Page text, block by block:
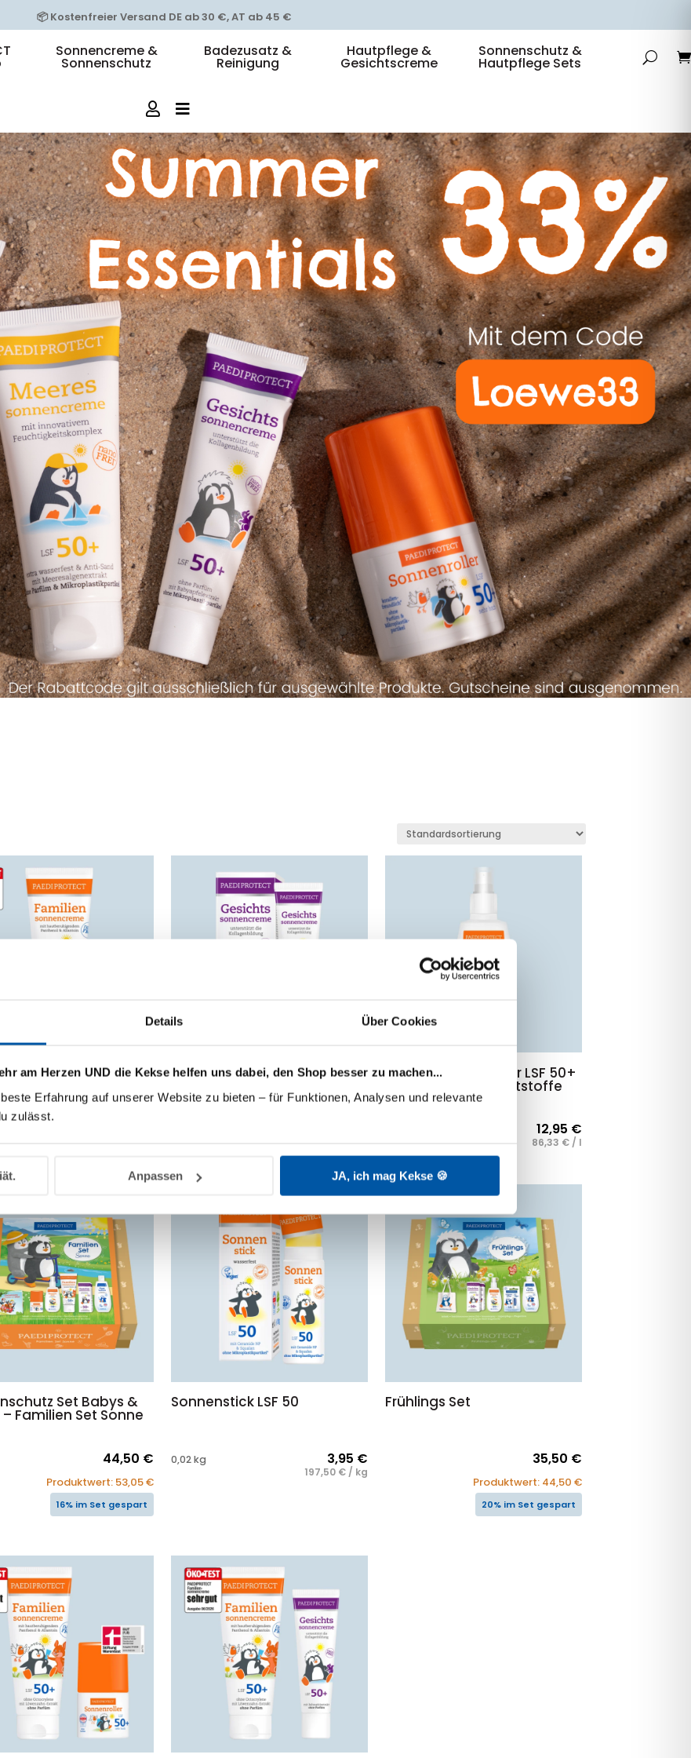
Details Über Cookies
am Herzen UND die Kekse helfen uns dabei, den Shop besser zu machen...
Erfahrung auf unserer Website zu bieten – für Funktionen, Analysen und relevante
zulässt.
Anpassen JA, ich mag Kekse 🍪
🚛 DHL-Lieferung: 1-3 Werktage
Sonnencreme &
Sonnenschutz
Badezusatz &
Reinigung
Hautpflege &
Gesichtscreme
Sonnenschutz &
Hautpflege Sets
LSF
84,75€/l
Gesichtssonnencreme LSF
298,33€/l
Sonnenspray Kinder LSF 50+
sensitiv & ohne Duftstoffe
12,95 €
86,33 € / l
Set Babys &
Familien Set Sonne
44,50 €
Produktwert: 53,05€
16% im Set gespart
Sonnenstick LSF 50
3,95 €
0,02kg
197,50 € / kg
Frühlings Set
35,50 €
Produktwert: 44,50€
20% im Set gespart